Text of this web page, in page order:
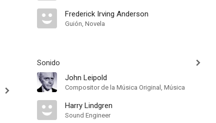
Frederick Irving Anderson
Guión, Novela
Sonido
John Leipold
Compositor de la Música Original, Música
Harry Lindgren
Sound Engineer